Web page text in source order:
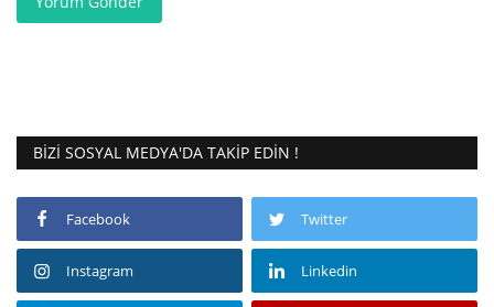
BIZI SOSYAL MEDYA'DA TAKIP EDIN !
Facebook Twitter
Instagram Linkedin